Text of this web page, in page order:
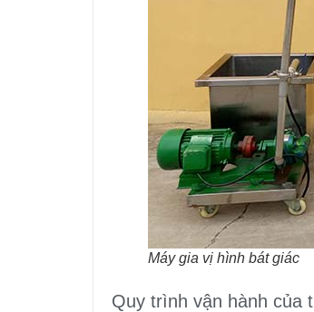
Máy gia vị hình bát giác
Quy trình vận hành của